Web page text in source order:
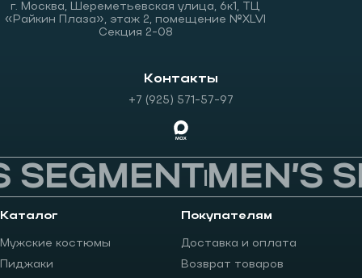
г. Москва, Шереметьевская улица, 6к1, ТЦ
«Райкин Плаза», этаж 2, помещение №XLVI
Секция 2-08
Контакты
+7 (925) 571-57-97
MEN’S
Каталог
Мужские костюмы
Пиджаки
Покупателям
Доставка и оплата
Возврат товаров